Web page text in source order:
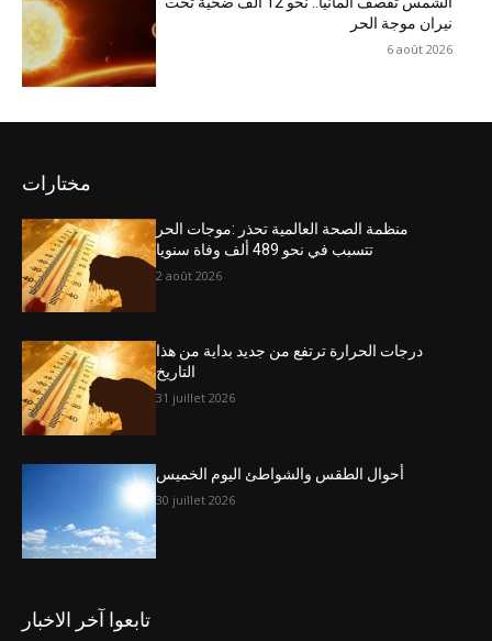
نيران موجة الحر
6 août 2026
مختارات
منظمة الصحة العالمية تحذر :موجات الحر
تتسبب في نحو 489 ألف وفاة سنويا
2 août 2026
درجات الحرارة ترتفع من جديد بداية من هذا
التاريخ
31 juillet 2026
أحوال الطقس والشواطئ اليوم الخميس
30 juillet 2026
تابعوا آخر الاخبار